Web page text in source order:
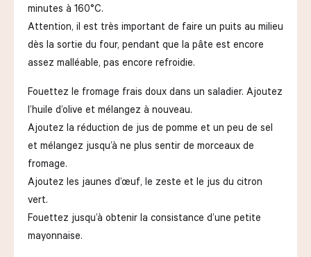
minutes à 160°C.
Attention, il est très important de faire un puits au milieu
dès la sortie du four, pendant que la pâte est encore
assez malléable, pas encore refroidie.
Fouettez le fromage frais doux dans un saladier. Ajoutez
l’huile d’olive et mélangez à nouveau.
Ajoutez la réduction de jus de pomme et un peu de sel
et mélangez jusqu’à ne plus sentir de morceaux de
fromage.
Ajoutez les jaunes d’œuf, le zeste et le jus du citron
vert.
Fouettez jusqu’à obtenir la consistance d’une petite
mayonnaise.